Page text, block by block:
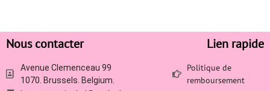
Nous contacter
Avenue Clemenceau 99
1070. Brussels. Belgium.
Lien rapide
Politique de
remboursement